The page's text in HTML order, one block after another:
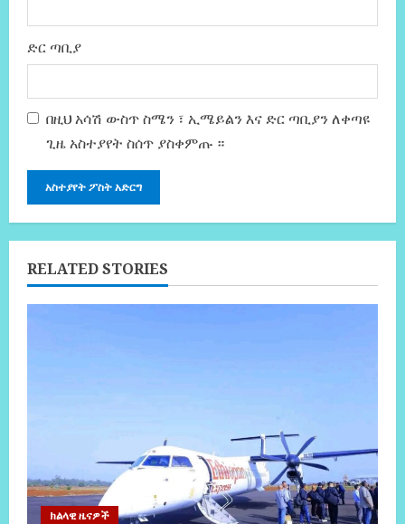
ድር ጣቢያ
በዚህ አሳሽ ውስጥ ስሜን ፣ ኢሜይልን እና ድር ጣቢያን ለቀጣዩ
ጊዜ አስተያየት ስሰጥ ያስቀምጡ ።
RELATED STORIES
ክልላዊ ዜናዎች